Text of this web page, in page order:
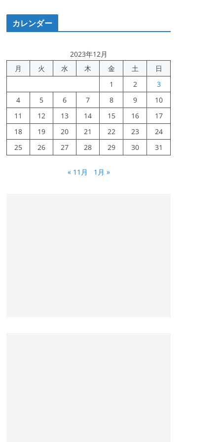
カレンダー
2023年12月
月
火 水 木 金 土
日
1
2
3
4
5 6 7 8 9
10
11
12 13 14 15 16
17
18
19 20 21 22 23
24
25
26 27 28 29 30 31
« 11月 1月 »